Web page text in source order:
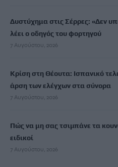
Δυστύχημα στις Σέρρες: «Δεν
λέει ο οδηγός του φορτηγού
7 Αυγούστου, 2026
Κρίση στη Θέουτα: Ισπανικό
άρση των ελέγχων στα σύνορα
7 Αυγούστου, 2026
Πώς να μη σας τσιμπάνε τα
ειδικοί
7 Αυγούστου, 2026